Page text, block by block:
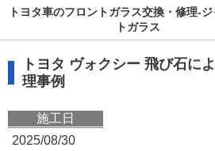
トヨタ車のフロントガラス交換・修理-
トガラス
トヨタ ヴォクシー 飛び石に
理事例
施工日
2025/08/30